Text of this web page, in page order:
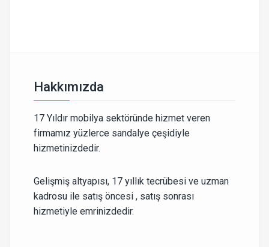
Hakkımızda
17 Yıldır mobilya sektöründe hizmet veren
firmamız yüzlerce sandalye çeşidiyle
hizmetinizdedir.
Gelişmiş altyapısı, 17 yıllık tecrübesi ve uzman
kadrosu ile satış öncesi , satış sonrası
hizmetiyle emrinizdedir.